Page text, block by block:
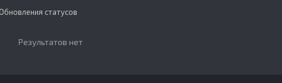
статусов
Результатов нет